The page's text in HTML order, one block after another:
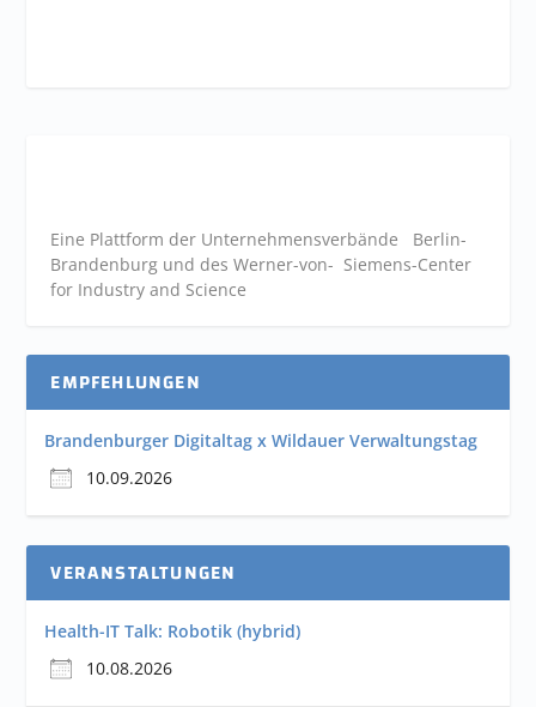
Eine Plattform der Unternehmensverbände Berlin-
Brandenburg und des Werner-von- Siemens-Center
for Industry and Science
EMPFEHLUNGEN
Brandenburger Digitaltag x Wildauer Verwaltungstag
10.09.2026
VERANSTALTUNGEN
Health-IT Talk: Robotik (hybrid)
10.08.2026